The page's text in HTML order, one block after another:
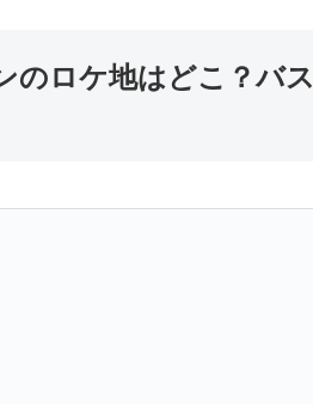
のロケ地はどこ？バス